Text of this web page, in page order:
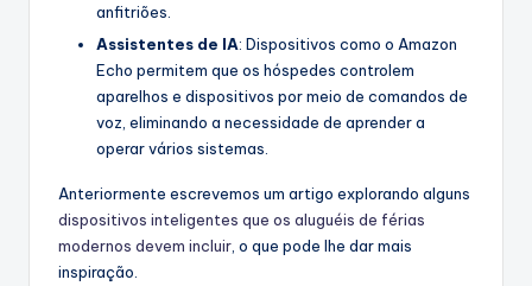
anfitriões.
Assistentes de IA: Dispositivos como o Amazon
Echo permitem que os hóspedes controlem
aparelhos e dispositivos por meio de comandos de
voz, eliminando a necessidade de aprender a
operar vários sistemas.
Anteriormente escrevemos um artigo explorando alguns
dispositivos inteligentes que os aluguéis de férias
modernos devem incluir , o que pode lhe dar mais
inspiração.